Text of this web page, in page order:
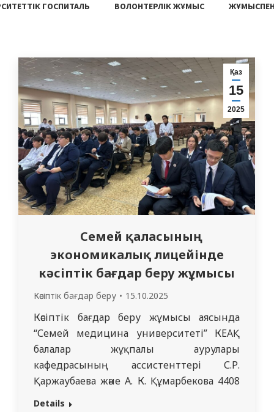
ГОСПИТАЛЬ
ВОЛОНТЕРЛІК ЖҰМЫС
Қаз
15
2025
Семей қаласының
экономикалық лицейінде
кәсіптік бағдар беру жұмысы
Кәсіптік бағдар беру 15.10.2025
Кәсіптік бағдар беру жұмысы аясында
“Семей медицина университеті” КЕАҚ
балалар жұқпалы аурулары
кафедрасының ассистенттері С.Р.
Қаржаубаева және А. К. Құмарбекова 4408
және 4412 ЖМ топтарының
Details